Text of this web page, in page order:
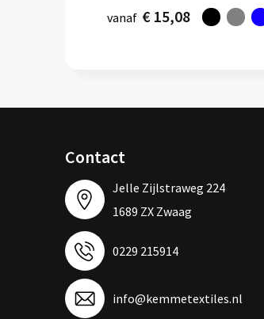
vanaf € 15,08
Contact
Jelle Zijlstraweg 224
1689 ZX Zwaag
0229 215914
info@kemmetextiles.nl